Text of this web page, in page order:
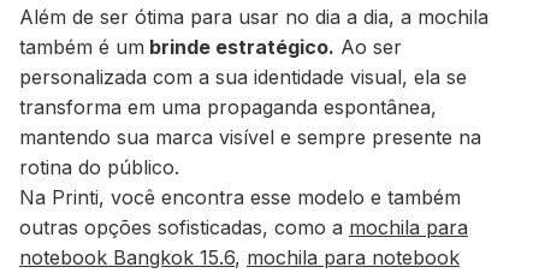
Além de ser ótima para usar no dia a dia, a mochila
também é um brinde estratégico. Ao ser
personalizada com a sua identidade visual, ela se
transforma em uma propaganda espontânea,
mantendo sua marca visível e sempre presente na
rotina do público.
Na Printi, você encontra esse modelo e também
outras opções sofisticadas, como a mochila para
notebook Bangkok 15.6, mochila para notebook